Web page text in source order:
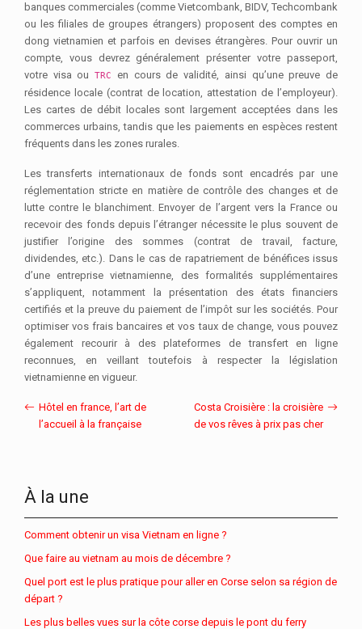
banques commerciales (comme Vietcombank, BIDV, Techcombank
ou les filiales de groupes étrangers) proposent des comptes en
dong vietnamien et parfois en devises étrangères. Pour ouvrir un
compte, vous devrez généralement présenter votre passeport,
votre visa ouTRC
en cours de validité, ainsi qu’une preuve de
résidence locale (contrat de location, attestation de l’employeur).
Les cartes de débit locales sont largement acceptées dans les
commerces urbains, tandis que les paiements en espèces restent
fréquents dans les zones rurales.
Les transferts internationaux de fonds sont encadrés par une
réglementation stricte en matière de contrôle des changes et de
lutte contre le blanchiment. Envoyer de l’argent vers la France ou
recevoir des fonds depuis l’étranger nécessite le plus souvent de
justifier l’origine des sommes (contrat de travail, facture,
dividendes, etc.). Dans le cas de rapatriement de bénéfices issus
d’une entreprise vietnamienne, des formalités supplémentaires
s’appliquent, notamment la présentation des états financiers
certifiés et la preuve du paiement de l’impôt sur les sociétés. Pour
optimiser vos frais bancaires et vos taux de change, vous pouvez
également recourir à des plateformes de transfert en ligne
reconnues, en veillant toutefois à respecter la législation
vietnamienne en vigueur.
Hôtel en france, l’art de
l’accueil à la française
Costa Croisière : la croisière
de vos rêves à prix pas cher
À la une
Comment obtenir un visa Vietnam en ligne ?
Que faire au vietnam au mois de décembre ?
Quel port est le plus pratique pour aller en Corse selon sa région de
départ ?
Les plus belles vues sur la côte corse depuis le pont du ferry